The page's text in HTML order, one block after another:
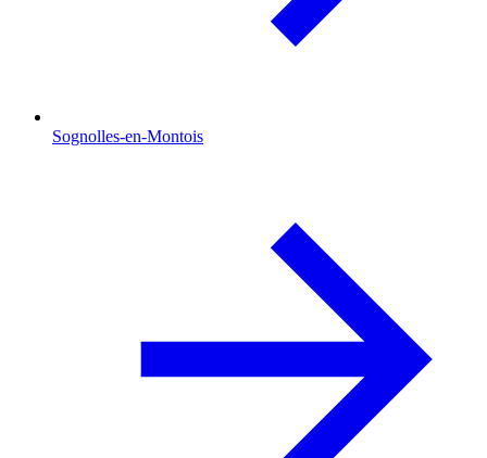
Sognolles-en-Montois